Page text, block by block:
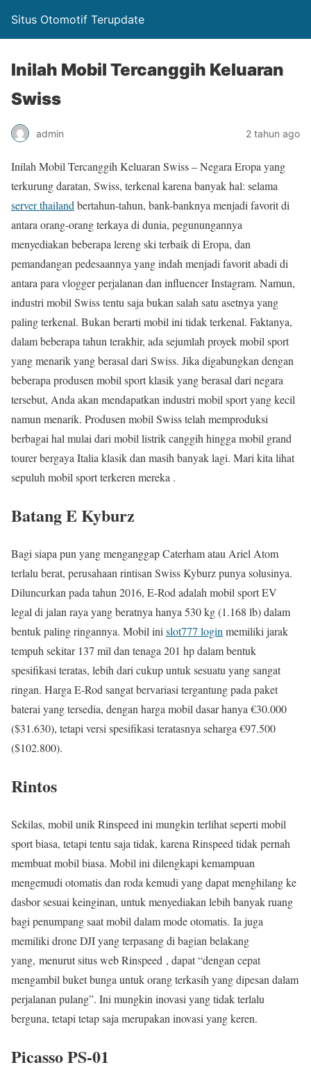
Situs Otomotif Terupdate
Inilah Mobil Tercanggih Keluaran
Swiss
admin 2 tahun ago
Inilah Mobil Tercanggih Keluaran Swiss – Negara Eropa yang
terkurung daratan, Swiss, terkenal karena banyak hal: selama
server thailand bertahun-tahun, bank-banknya menjadi favorit di
antara orang-orang terkaya di dunia, pegunungannya
menyediakan beberapa lereng ski terbaik di Eropa, dan
pemandangan pedesaannya yang indah menjadi favorit abadi di
antara para vlogger perjalanan dan influencer Instagram. Namun,
industri mobil Swiss tentu saja bukan salah satu asetnya yang
paling terkenal. Bukan berarti mobil ini tidak terkenal. Faktanya,
dalam beberapa tahun terakhir, ada sejumlah proyek mobil sport
yang menarik yang berasal dari Swiss. Jika digabungkan dengan
beberapa produsen mobil sport klasik yang berasal dari negara
tersebut, Anda akan mendapatkan industri mobil sport yang kecil
namun menarik. Produsen mobil Swiss telah memproduksi
berbagai hal mulai dari mobil listrik canggih hingga mobil grand
tourer bergaya Italia klasik dan masih banyak lagi. Mari kita lihat
sepuluh mobil sport terkeren mereka .
Batang E Kyburz
Bagi siapa pun yang menganggap Caterham atau Ariel Atom
terlalu berat, perusahaan rintisan Swiss Kyburz punya solusinya.
Diluncurkan pada tahun 2016, E-Rod adalah mobil sport EV
legal di jalan raya yang beratnya hanya 530 kg (1.168 lb) dalam
bentuk paling ringannya. Mobil ini slot777 login memiliki jarak
tempuh sekitar 137 mil dan tenaga 201 hp dalam bentuk
spesifikasi teratas, lebih dari cukup untuk sesuatu yang sangat
ringan. Harga E-Rod sangat bervariasi tergantung pada paket
baterai yang tersedia, dengan harga mobil dasar hanya €30.000
($31.630), tetapi versi spesifikasi teratasnya seharga €97.500
($102.800).
Rintos
Sekilas, mobil unik Rinspeed ini mungkin terlihat seperti mobil
sport biasa, tetapi tentu saja tidak, karena Rinspeed tidak pernah
membuat mobil biasa. Mobil ini dilengkapi kemampuan
mengemudi otomatis dan roda kemudi yang dapat menghilang ke
dasbor sesuai keinginan, untuk menyediakan lebih banyak ruang
bagi penumpang saat mobil dalam mode otomatis. Ia juga
memiliki drone DJI yang terpasang di bagian belakang
yang, menurut situs web Rinspeed , dapat “dengan cepat
mengambil buket bunga untuk orang terkasih yang dipesan dalam
perjalanan pulang”. Ini mungkin inovasi yang tidak terlalu
berguna, tetapi tetap saja merupakan inovasi yang keren.
Picasso PS-01